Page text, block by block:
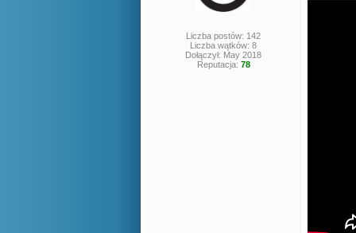
Liczba postów: 142
Liczba wątków: 8
Dołączył: May 2018
Reputacja: 78